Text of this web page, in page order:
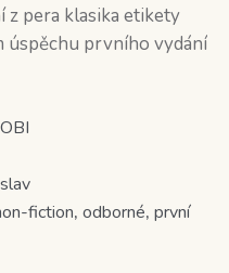
z pera klasika etikety
úspěchu prvního vydání
fiction, odborné, první